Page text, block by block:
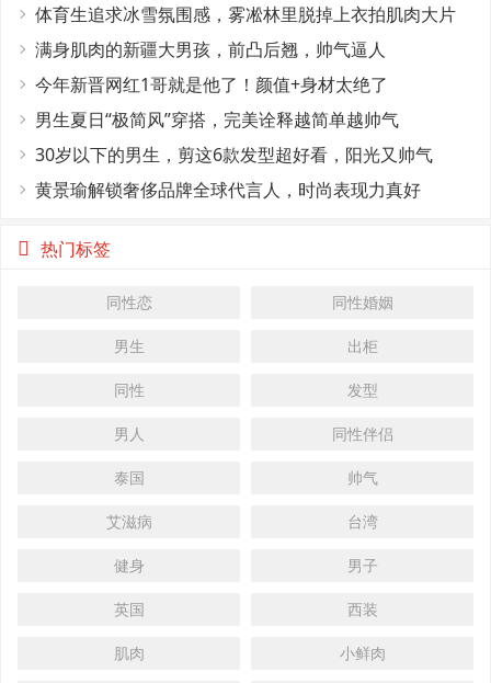
体育生追求冰雪氛围感，雾凇林里脱掉上衣拍肌肉大片
满身肌肉的新疆大男孩，前凸后翘，帅气逼人
今年新晋网红1哥就是他了！颜值+身材太绝了
男生夏日“极简风”穿搭，完美诠释越简单越帅气
30岁以下的男生，剪这6款发型超好看，阳光又帅气
黄景瑜解锁奢侈品牌全球代言人，时尚表现力真好
热门标签
同性恋 同性婚姻
男生 出柜
同性 发型
男人 同性伴侣
泰国 帅气
艾滋病 台湾
健身 男子
英国 西装
肌肉 小鲜肉